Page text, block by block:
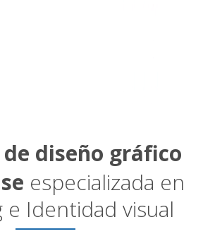
de diseño gráfico
especializada en
e Identidad visual